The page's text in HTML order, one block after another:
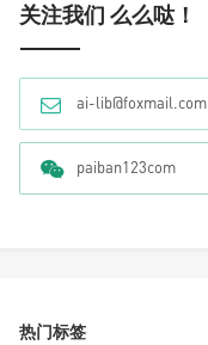
关注我们 么么哒！
ai-lib@foxmail.com
paiban123com
热门标签